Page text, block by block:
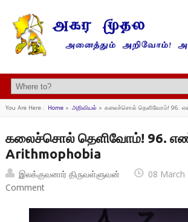
You Are Here : Home» அறிவியல்» கலைச்சொல் தெளிவோம்! 96. எண்
கலைச்சொல் தெளிவோம்! 96. எண்
Arithmophobia
இலக்குவனார் திருவள்ளுவன் 08 March
Comment